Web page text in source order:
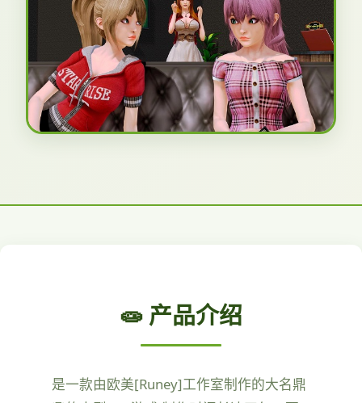
🧫 产品介绍
是一款由欧美[Runey]工作室制作的大名鼎